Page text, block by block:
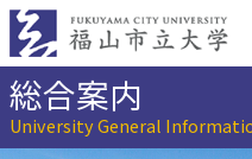
本
へ
動総合案内
University General